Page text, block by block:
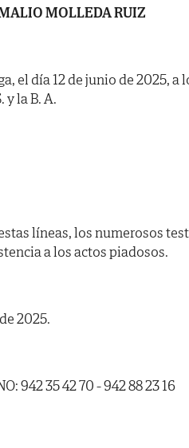
MOLLEDA RUIZ
el día 12 de junio de 2025, a
y la B. A.
líneas, los numerosos
a los actos piadosos.
2025.
942 35 42 70 - 942 88 23 16